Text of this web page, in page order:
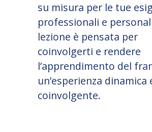
su misura per le tue
professionali e
lezione è pensata per
coinvolgerti e rendere
l’apprendimento del
un’esperienza dinamica
coinvolgente.